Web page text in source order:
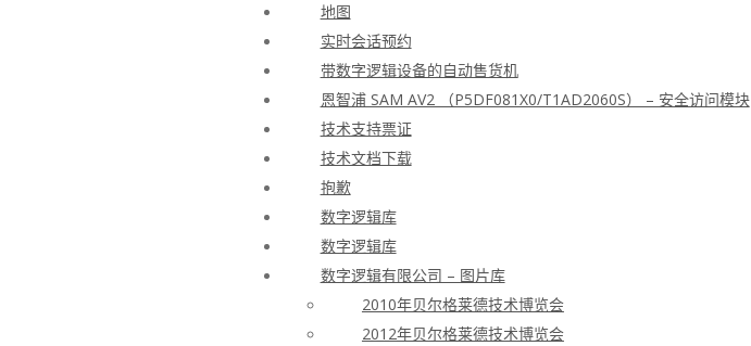
地图
实时会话预约
带数字逻辑设备的自动售货机
恩智浦 SAM AV2 （P5DF081X0/T1AD2060S） – 安全访问模块
技术支持票证
技术文档下载
抱歉
数字逻辑库
数字逻辑库
数字逻辑有限公司 – 图片库
2010年贝尔格莱德技术博览会
2012年贝尔格莱德技术博览会